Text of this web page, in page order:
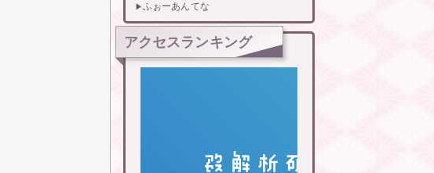
ふぉーあんてな
アクセスランキング